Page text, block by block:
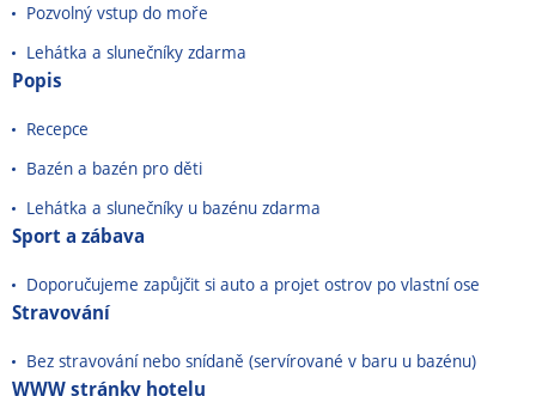
Pozvolný vstup do moře
Lehátka a slunečníky zdarma
Popis
Recepce
Bazén a bazén pro děti
Lehátka a slunečníky u bazénu zdarma
Sport a zábava
Doporučujeme zapůjčit si auto a projet ostrov po vlastní ose
Stravování
Bez stravování nebo snídaně (servírované v baru u bazénu)
WWW stránky hotelu